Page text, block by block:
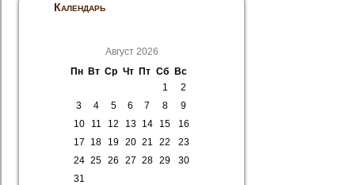
Календарь
Август 2026
Пн
Вт Ср Чт Пт Сб
Вс
1
2
3
4 5 6 7 8
9
10
11 12 13 14 15
16
17
18 19 20 21 22
23
24 25 26 27 28 29
30
31